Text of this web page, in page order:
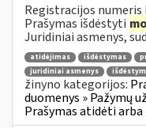
Registracijos numeris
Prašymas išdėstyti
Juridiniai asmenys,
atidėjimas išdėstymas
juridiniai asmenys
žinyno kategorijos:
duomenys » Pažymų
Prašymas atidėti